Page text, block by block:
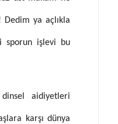
Dedim ya açlıkla
sporun işlevi bu
dinsel aidiyetleri
karşı dünya